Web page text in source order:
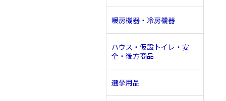
暖房機器・冷房機器
ハウス・仮設トイレ・安
全・後方商品
選挙用品